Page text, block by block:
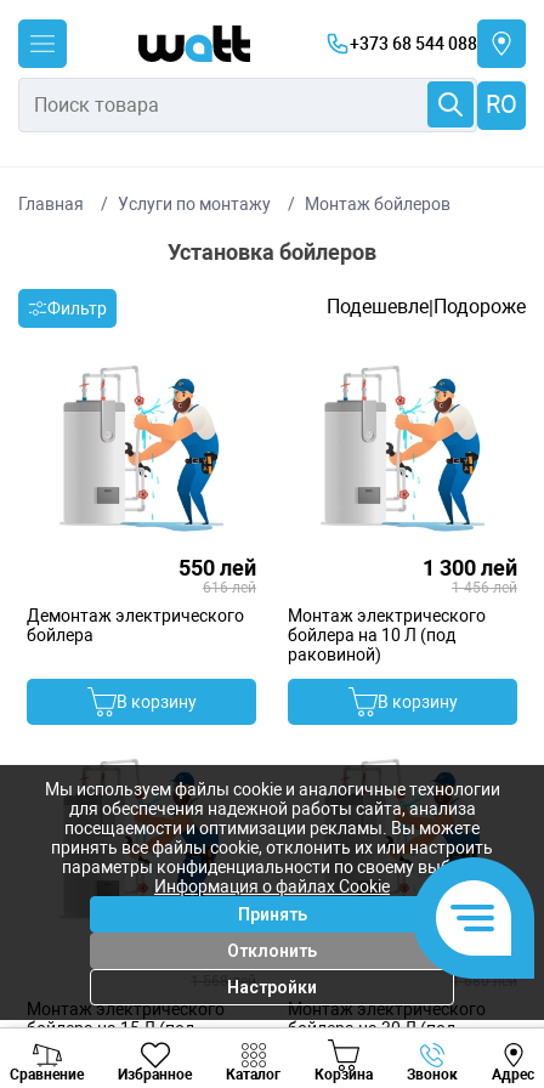
+373 68 544 088
RO
Главная Услуги по монтажу Монтаж бойлеров
Установка бойлеров
Фильтр Подешевле|Подороже
550 лей
616 лей
Демонтаж электрического
бойлера
В корзину
1 300 лей
1 456 лей
Монтаж электрического
бойлера на 10 Л (под
раковиной)
В корзину
1 400 лей
1 568 лей
Монтаж электрического
бойлера на 15 Л (под
раковиной)
1 500 лей
1 680 лей
Монтаж электрического
бойлера на 30 Л (под
раковиной)
Сравнение Избранное Каталог Корзина Звонок Адрес
Viber Whatsapp
Мы используем файлы cookie и аналогичные технологии
для обеспечения надежной работы сайта, анализа
посещаемости и оптимизации рекламы. Вы можете
принять все файлы cookie, отклонить их или настроить
параметры конфиденциальности по своему выбору.
Информация о файлах Cookie
Принять
Отклонить
Настройки